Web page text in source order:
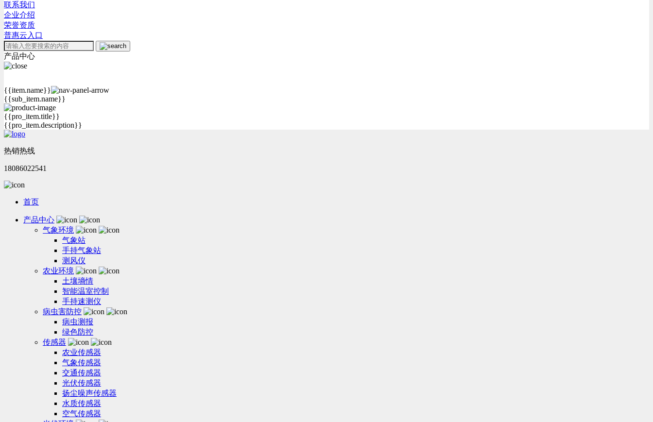
联系我们
企业介绍
荣誉资质
普惠云入口
产品中心
{{item.name}}
{{sub_item.name}}
{{pro_item.title}}
{{pro_item.description}}
热销热线
18086022541
首页
产品中心
气象环境
气象站
手持气象站
测风仪
农业环境
土壤墒情
智能温室控制
手持速测仪
病虫害防控
病虫测报
绿色防控
传感器
农业传感器
气象传感器
交通传感器
光伏传感器
扬尘噪声传感器
水质传感器
空气传感器